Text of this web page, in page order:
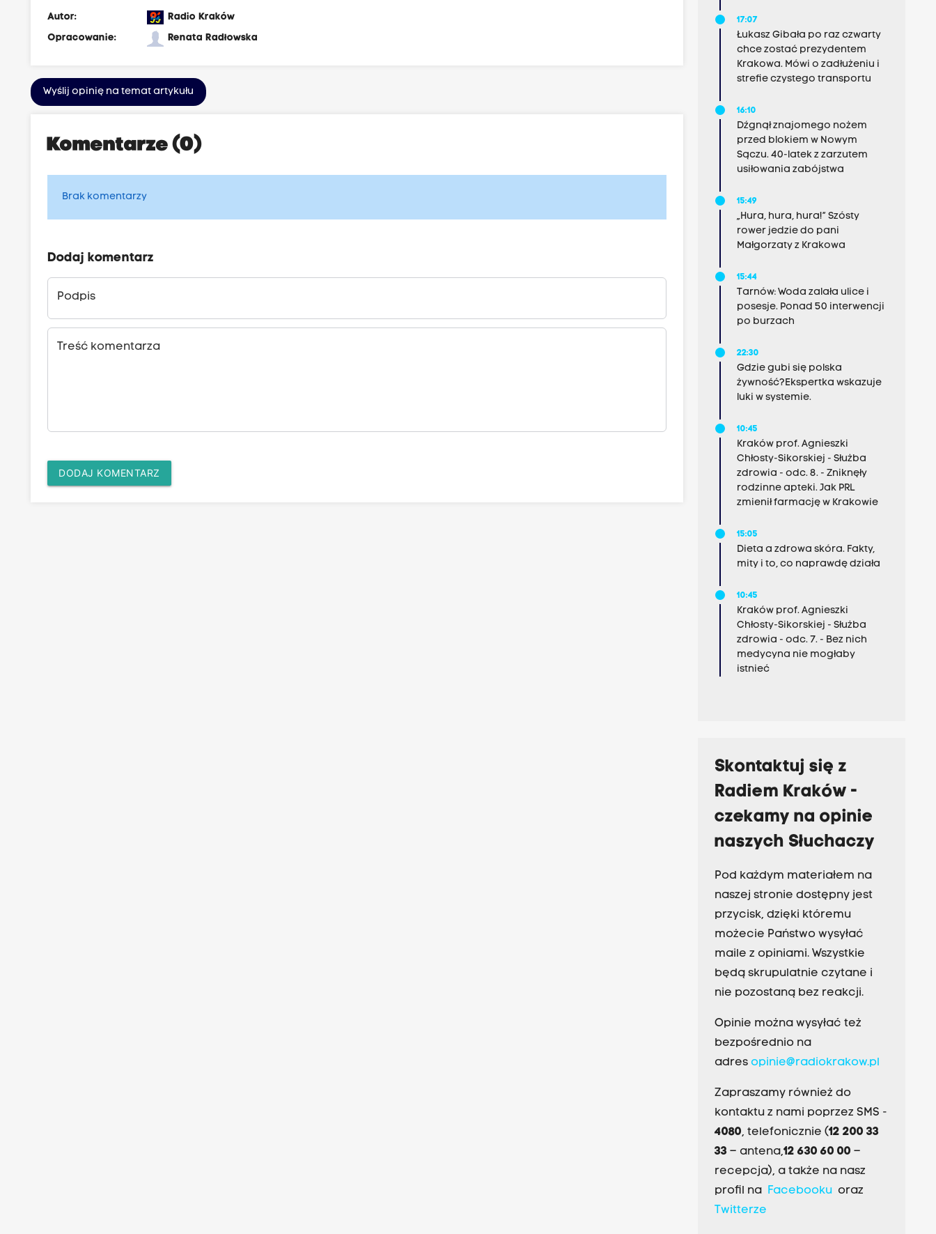
Autor:
Radio Kraków
Opracowanie:
Renata Radłowska
Wyślij opinię na temat artykułu
Komentarze (0)
Brak komentarzy
Dodaj komentarz
Podpis
Treść komentarza
DODAJ KOMENTARZ
17:07
Łukasz Gibała po raz czwarty
chce zostać prezydentem
Krakowa. Mówi o zadłużeniu i
strefie czystego transportu
16:10
Dźgnął znajomego nożem
przed blokiem w Nowym
Sączu. 40-latek z zarzutem
usiłowania zabójstwa
15:49
„Hura, hura, hura!” Szósty
rower jedzie do pani
Małgorzaty z Krakowa
15:44
Tarnów: Woda zalała ulice i
posesje. Ponad 50 interwencji
po burzach
22:30
Gdzie gubi się polska
żywność?Ekspertka wskazuje
luki w systemie.
10:45
Kraków prof. Agnieszki
Chłosty-Sikorskiej - Służba
zdrowia - odc. 8. - Zniknęły
rodzinne apteki. Jak PRL
zmienił farmację w Krakowie
15:05
Dieta a zdrowa skóra. Fakty,
mity i to, co naprawdę działa
10:45
Kraków prof. Agnieszki
Chłosty-Sikorskiej - Służba
zdrowia - odc. 7. - Bez nich
medycyna nie mogłaby
istnieć
Skontaktuj się z
Radiem Kraków -
czekamy na opinie
naszych Słuchaczy
Pod każdym materiałem na
naszej stronie dostępny jest
przycisk, dzięki któremu
możecie Państwo wysyłać
maile z opiniami. Wszystkie
będą skrupulatnie czytane i
nie pozostaną bez reakcji.
Opinie można wysyłać też
bezpośrednio na
adres opinie@radiokrakow.pl
Zapraszamy również do
kontaktu z nami poprzez SMS -
4080, telefonicznie (12 200 33
33– antena,12 630 60 00 –
recepcja), a także na nasz
profil na Facebookuoraz
Twitterze